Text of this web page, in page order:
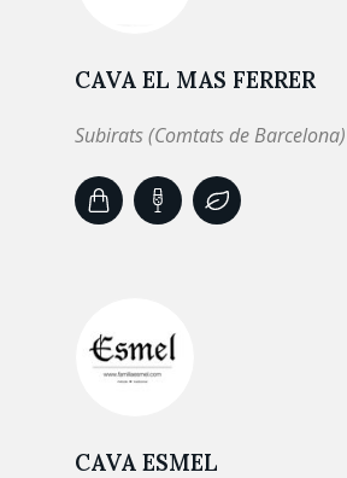
CAVA EL MAS FERRER
Subirats (Comtats de Barcelona)
CAVA ESMEL